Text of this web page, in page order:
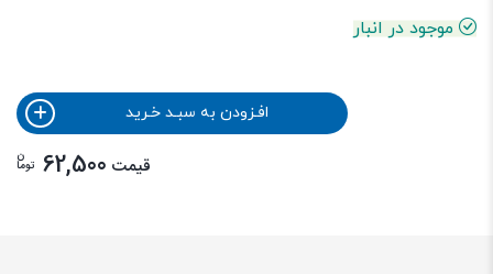
موجود در انبار
افـزودن به سبـد خـرید
قیمت 62,500 توما
ن